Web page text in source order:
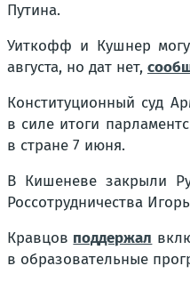
Путина.
Уиткофф и Кушнер
августа, но дат нет,
Конституционный суд
в силе итоги
в стране 7 июня.
В Кишеневе закрыли
Россотрудничества
Кравцов поддержал
в образовательные